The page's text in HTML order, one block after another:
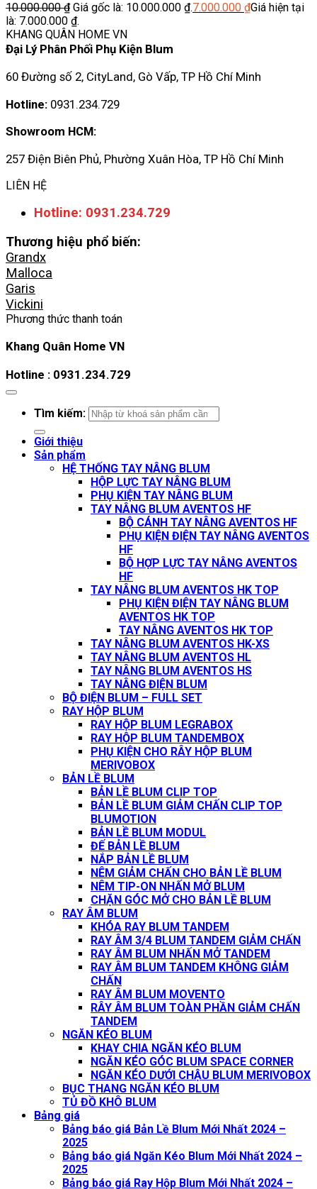
10.000.000₫ Giá gốc là: 10.000.000 ₫.7.000.000 ₫Giá hiện tại
là: 7.000.000 ₫.
KHANG QUÂN HOME VN
Đại Lý Phân Phối Phụ Kiện Blum
60 Đường số 2, CityLand, Gò Vấp, TP Hồ Chí Minh
Hotline: 0931.234.729
Showroom HCM:
257 Điện Biên Phủ, Phường Xuân Hòa, TP Hồ Chí Minh
LIÊN HỆ
Hotline: 0931.234.729
Thương hiệu phổ biến:
Grandx
Malloca
Garis
Vickini
Phương thức thanh toán
Khang Quân Home VN
Hotline : 0931.234.729
Tìm kiếm:
Giới thiệu
Sản phẩm
HỆ THỐNG TAY NÂNG BLUM
HỘP LỰC TAY NÂNG BLUM
PHỤ KIỆN TAY NÂNG BLUM
TAY NÂNG BLUM AVENTOS HF
BỘ CÁNH TAY NÂNG AVENTOS HF
PHỤ KIỆN ĐIỆN TAY NÂNG AVENTOS
HF
BỘ HỢP LỰC TAY NÂNG AVENTOS
HF
TAY NÂNG BLUM AVENTOS HK TOP
PHỤ KIỆN ĐIỆN TAY NÂNG BLUM
AVENTOS HK TOP
TAY NÂNG AVENTOS HK TOP
TAY NÂNG BLUM AVENTOS HK-XS
TAY NÂNG BLUM AVENTOS HL
TAY NÂNG BLUM AVENTOS HS
TAY NÂNG ĐIỆN BLUM
BỘ ĐIỆN BLUM – FULL SET
RAY HỘP BLUM
RAY HỘP BLUM LEGRABOX
RAY HỘP BLUM TANDEMBOX
PHỤ KIỆN CHO RÂY HỘP BLUM
MERIVOBOX
BẢN LỀ BLUM
BẢN LỀ BLUM CLIP TOP
BẢN LỀ BLUM GIẢM CHẤN CLIP TOP
BLUMOTION
BẢN LỀ BLUM MODUL
ĐẾ BẢN LỀ BLUM
NẮP BẢN LỀ BLUM
NÊM GIẢM CHẤN CHO BẢN LỀ BLUM
NÊM TIP-ON NHẤN MỞ BLUM
CHẶN GÓC MỞ CHO BẢN LỀ BLUM
RAY ÂM BLUM
KHÓA RAY BLUM TANDEM
RAY ÂM 3/4 BLUM TANDEM GIẢM CHẤN
RAY ÂM BLUM NHẤN MỞ TANDEM
RAY ÂM BLUM TANDEM KHÔNG GIẢM
CHẤN
RAY ÂM BLUM MOVENTO
RÂY ÂM BLUM TOÀN PHẦN GIẢM CHẤN
TANDEM
NGĂN KÉO BLUM
KHAY CHIA NGĂN KÉO BLUM
NGĂN KÉO GÓC BLUM SPACE CORNER
NGĂN KÉO DƯỚI CHẬU BLUM MERIVOBOX
BỤC THANG NGĂN KÉO BLUM
TỦ ĐỒ KHÔ BLUM
Bảng giá
Bảng báo giá Bản Lề Blum Mới Nhất 2024 –
2025
Bảng báo giá Ngăn Kéo Blum Mới Nhất 2024 –
2025
Bảng báo giá Ray Hộp Blum Mới Nhất 2024 –